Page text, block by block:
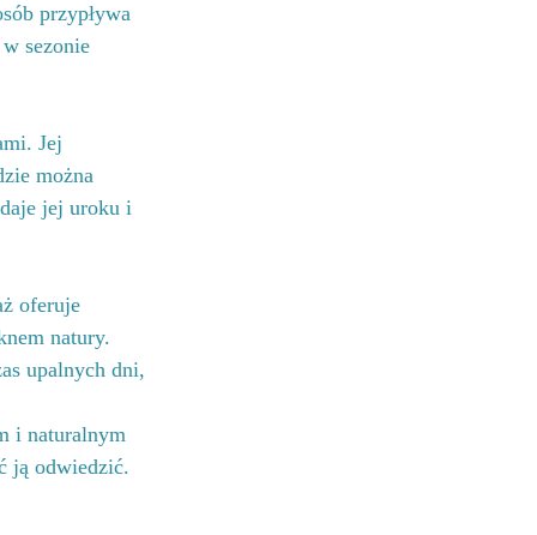
przypływa
sezonie
Jej
można
jej uroku i
oferuje
natury.
upalnych dni,
i naturalnym
ją odwiedzić.